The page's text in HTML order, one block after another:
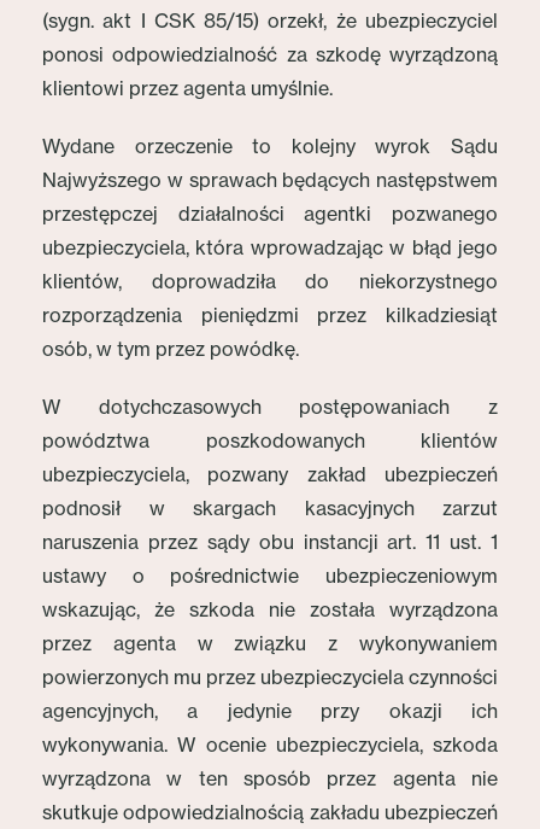
(sygn. akt I CSK 85/15) orzekł, że ubezpieczyciel
ponosi odpowiedzialność za szkodę wyrządzoną
klientowi przez agenta umyślnie.
Wydane orzeczenie to kolejny wyrok Sądu
Najwyższego w sprawach będących następstwem
przestępczej działalności agentki pozwanego
ubezpieczyciela, która wprowadzając w błąd jego
klientów, doprowadziła do niekorzystnego
rozporządzenia pieniędzmi przez kilkadziesiąt
osób, w tym przez powódkę.
W dotychczasowych postępowaniach z
powództwa poszkodowanych klientów
ubezpieczyciela, pozwany zakład ubezpieczeń
podnosił w skargach kasacyjnych zarzut
naruszenia przez sądy obu instancji art. 11 ust. 1
ustawy o pośrednictwie ubezpieczeniowym
wskazując, że szkoda nie została wyrządzona
przez agenta w związku z wykonywaniem
powierzonych mu przez ubezpieczyciela czynności
agencyjnych, a jedynie przy okazji ich
wykonywania. W ocenie ubezpieczyciela, szkoda
wyrządzona w ten sposób przez agenta nie
skutkuje odpowiedzialnością zakładu ubezpieczeń